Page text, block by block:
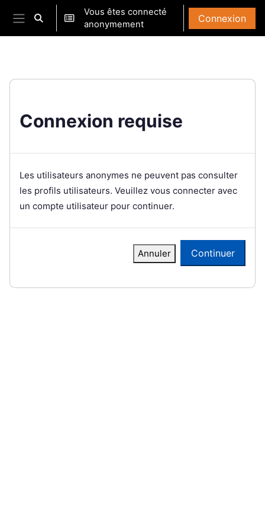
Passer au contenu principal
Panneau latéral
Activer/désactiver la saisie de recherche
Vous êtes connecté
anonymement
Connexion
Connexion requise
Les utilisateurs anonymes ne peuvent pas consulter
les profils utilisateurs. Veuillez vous connecter avec
un compte utilisateur pour continuer.
Annuler Continuer